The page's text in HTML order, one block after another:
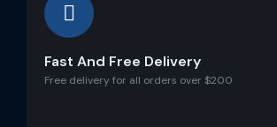
Fast And Free Delivery
Free delivery for all orders over $200